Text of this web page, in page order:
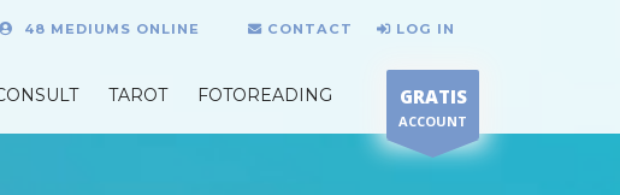
48 MEDIUMS ONLINE CONTACT LOG IN
TAROT FOTOREADING GRATIS
ACCOUNT